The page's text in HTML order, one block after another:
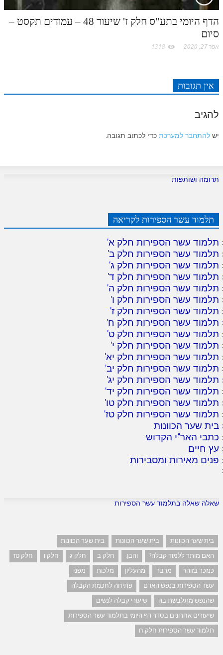
הדף היומי בתע"ס חלק ז' שיעור 48 – עמודים תקסט –
סיום
אפר 27, 2020 1318
אין תגובות
להגיב
יש להתחבר למערכת כדי לכתוב תגובה.
תרומה ושותפות
תלמוד עשר הספירות לקריאה
תלמוד עשר הספירות חלק א'
תלמוד עשר הספירות חלק ב'
תלמוד עשר הספירות חלק ג'
תלמוד עשר הספירות חלק ד'
תלמוד עשר הספירות חלק ה'
תלמוד עשר הספירות חלק ו'
תלמוד עשר הספירות חלק ז'
תלמוד עשר הספירות חלק ח'
תלמוד עשר הספירות חלק ט'
תלמוד עשר הספירות חלק י'
תלמוד עשר הספירות חלק יא'
תלמוד עשר הספירות חלק יב'
תלמוד עשר הספירות חלק יג'
תלמוד עשר הספירות חלק יד'
תלמוד עשר הספירות חלק טו'
תלמוד עשר הספירות חלק טז'
בית שער הכוונות
כתבי האר"י הקדוש
עץ חיים
פנים מאירות ומסבירות
שאלה שאלה בתלמוד עשר הספירות
בית שער הכוונות בית שער הכוונות
בית שער הכוונות
האם מותר ללמוד קבלה?
והבן. חלק ב חלק ג חלק ו
חלק טז
כנזכר בזוהר
מדבר מהעליון מלכות
מפני
עשר הספירות בנפש האדם
פתיחה לחכמת הקבלה
שהנפש מתלבשת בה
שיעורי קבלה לנשים
שיעורים אחרונים בסדר דף היומי בתלמוד עשר הספירות
תלמוד עשר הספירות חלק ח